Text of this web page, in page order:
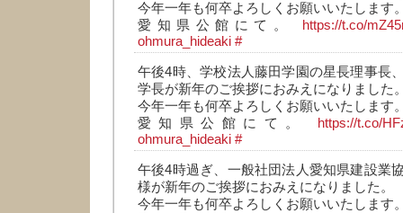
今年一年も何卒よろしくお願いいたします
愛知県公館にて。
https://t.co/
ohmura_hideaki #
午後4時、学校法人藤田学園の星長理事長
学長が新年のご挨拶におみえになりました
今年一年も何卒よろしくお願いいたします
愛知県公館にて。
https://t.co/
ohmura_hideaki #
午後4時過ぎ、一般社団法人愛知県建設業
様が新年のご挨拶におみえになりました。
今年一年も何卒よろしくお願いいたします